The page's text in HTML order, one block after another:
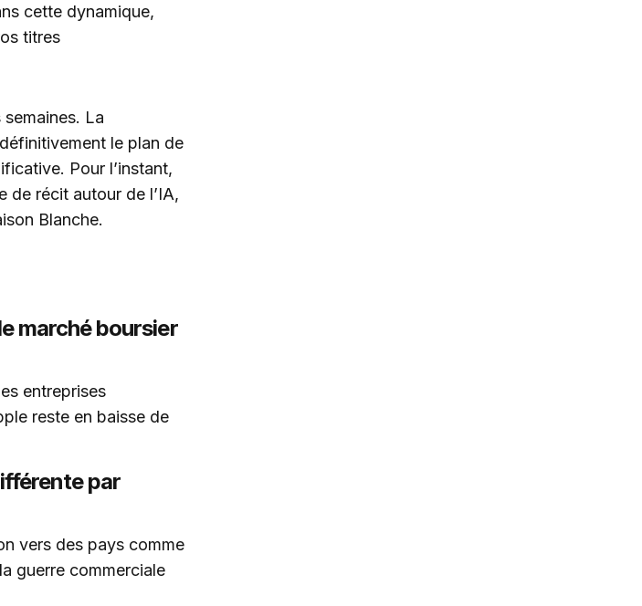
cette dynamique,
titres
La
le plan de
Pour l’instant,
de récit autour de l’IA,
Blanche.
marché boursier
entreprises
reste en baisse de
par
vers des pays comme
guerre commerciale